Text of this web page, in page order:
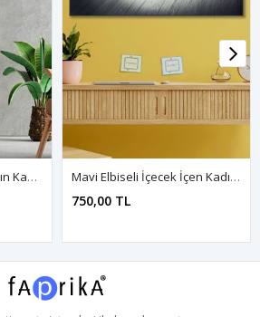
Direkte Dans Eden Kadın Kanvas Duvar Tablo 3322198 Mavi Elbiseli İçecek İçen Kadın Kanvas Duvar Tablo 3322653
750,00 TL